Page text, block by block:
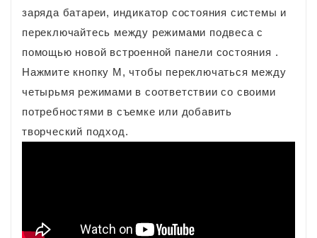
заряда батареи, индикатор состояния системы и
переключайтесь между режимами подвеса с
помощью новой встроенной панели состояния .
Нажмите кнопку M, чтобы переключаться между
четырьмя режимами в соответствии со своими
потребностями в съемке или добавить
творческий подход.